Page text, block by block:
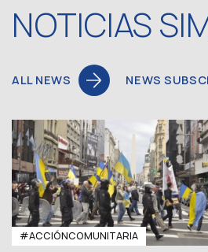
NOTICIAS
ALL NEWS NEWS
#ACCIÓNCOMUNITARIA